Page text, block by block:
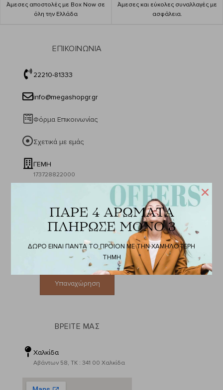
Άμεσες αποστολές με Box Now σε
όλη την Ελλάδα
Άμεσες και εύκολες συναλλαγές με
ασφάλεια.
ΕΠΙΚΟΙΝΩΝΙΑ
22210-81333
info@megashopgr.gr
Φόρμα Επικοινωνίας
Σχετικά με εμάς
ΓΕΜΗ
173728822000
Έχετε δικαίωμα να υποβάλετε
ηλεκτρονικά δήλωση
υπαναχώρησης για την παραγγελία
σας, σύμφωνα με την ισχύουσα
νομοθεσία για τις εξ αποστάσεως
Υπαναχώρηση
ΒΡΕΙΤΕ ΜΑΣ
Χαλκίδα
Αβάντων 58, ΤΚ : 341 00 Χαλκίδα
ΠΑΡΕ 4 ΑΡΩΜΑΤΑ
ΠΛΗΡΩΣΕ ΜΟΝΟ 3
ΔΩΡΟ ΕΙΝΑΙ ΠΑΝΤΑ ΤΟ ΠΡΟΙΟΝ ΜΕ ΤΗΝ ΧΑΜΗΛΟΤΕΡΗ
ΤΗΜΗ